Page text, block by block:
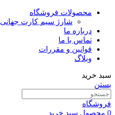
محصولات فروشگاه
شارژ سیم کارت جهانی
درباره ما
تماس با ما
قوانین و مقررات
وبلاگ
سبد خرید
بستن
فروشگاه
0 محصول سبد خرید